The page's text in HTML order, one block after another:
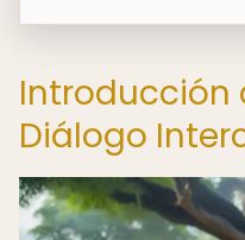
Introducción
Diálogo